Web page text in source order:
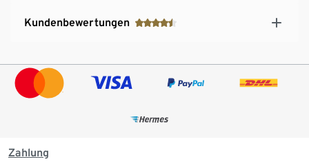
Kundenbewertungen
Zahlung